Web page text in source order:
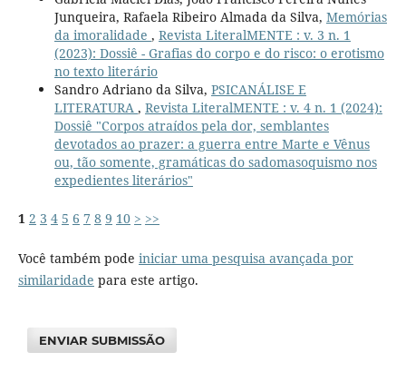
Junqueira, Rafaela Ribeiro Almada da Silva, Memórias
da imoralidade , Revista LiteralMENTE : v. 3 n. 1
(2023): Dossiê - Grafias do corpo e do risco: o erotismo
no texto literário
Sandro Adriano da Silva, PSICANÁLISE E
LITERATURA , Revista LiteralMENTE : v. 4 n. 1 (2024):
Dossiê "Corpos atraídos pela dor, semblantes
devotados ao prazer: a guerra entre Marte e Vênus
ou, tão somente, gramáticas do sadomasoquismo nos
expedientes literários"
1 2 3 4 5 6 7 8 9 10 > >>
Você também pode iniciar uma pesquisa avançada por
similaridade para este artigo.
ENVIAR SUBMISSÃO